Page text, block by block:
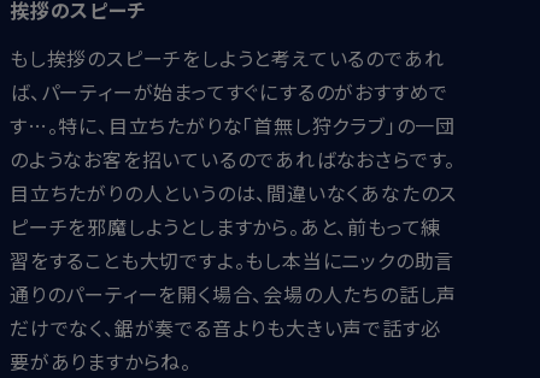
挨拶のスピーチ
もし挨拶のスピーチをしようと考えているのであれ
ば、パーティーが始まってすぐにするのがおすすめで
す…。特に、目立ちたがりな「首無し狩クラブ」の一団
のようなお客を招いているのであればなおさらです。
目立ちたがりの人というのは、間違いなくあなたのス
ピーチを邪魔しようとしますから。あと、前もって練
習をすることも大切ですよ。もし本当にニックの助言
通りのパーティーを開く場合、会場の人たちの話し声
だけでなく、鋸が奏でる音よりも大きい声で話す必
要がありますからね。